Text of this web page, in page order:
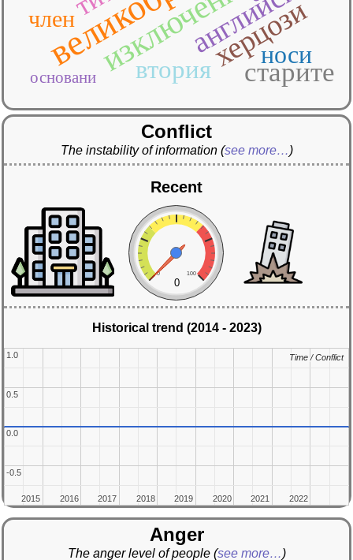
херцози
старите
втория
носи
член
основани
Conflict
The instability of information (see more…)
Recent
0 100
0
Historical trend (2014 - 2023)
2015
2015 2016
2016 2017
2017 2018
2018 2019
2019 2020
2020 2021
2021 2022
2022
-0.5
-0.5
0.0
0.0
0.5
0.5
1.0
1.0 Time / Conflict
Time / Conflict
Anger
The anger level of people (see more…)